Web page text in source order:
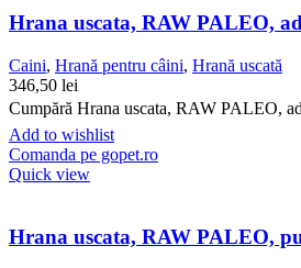
Hrana uscata, RAW PALEO,
Caini, Hrană pentru câini, Hrană uscată
346,50 lei
Cumpără Hrana uscata, RAW PALEO,
Add to wishlist
Comanda pe gopet.ro
Quick view
Hrana uscata, RAW PALEO,